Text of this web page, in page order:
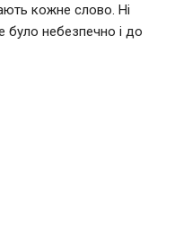
кожне слово. Ні
було небезпечно і до